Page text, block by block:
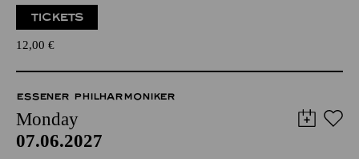
TICKETS
12,00 €
ESSENER PHILHARMONIKER
Monday
07.06.2027